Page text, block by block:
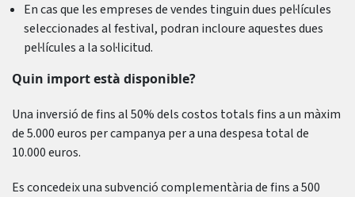
En cas que les empreses de vendes tinguin dues pel·lícules
seleccionades al festival, podran incloure aquestes dues
pel·lícules a la sol·licitud.
Quin import està disponible?
Una inversió de fins al 50% dels costos totals fins a un màxim
de 5.000 euros per campanya per a una despesa total de
10.000 euros.
Es concedeix una subvenció complementària de fins a 500